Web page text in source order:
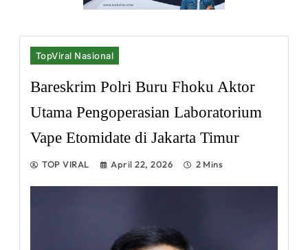
TopViral Nasional
Bareskrim Polri Buru Fhoku Aktor
Utama Pengoperasian Laboratorium
Vape Etomidate di Jakarta Timur
TOP VIRAL April 22, 2026 2 Mins